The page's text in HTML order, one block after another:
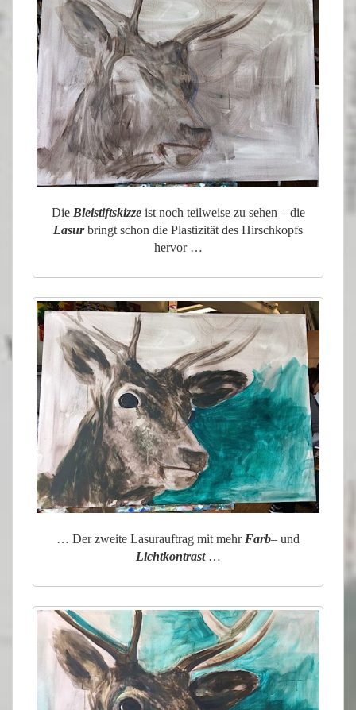
Die Bleistiftskizzeist noch teilweise zu sehen – die
Lasurbringt schon die Plastizität des Hirschkopfs
hervor …
… Der zweite Lasurauftrag mit mehr Farb– und
Lichtkontrast…